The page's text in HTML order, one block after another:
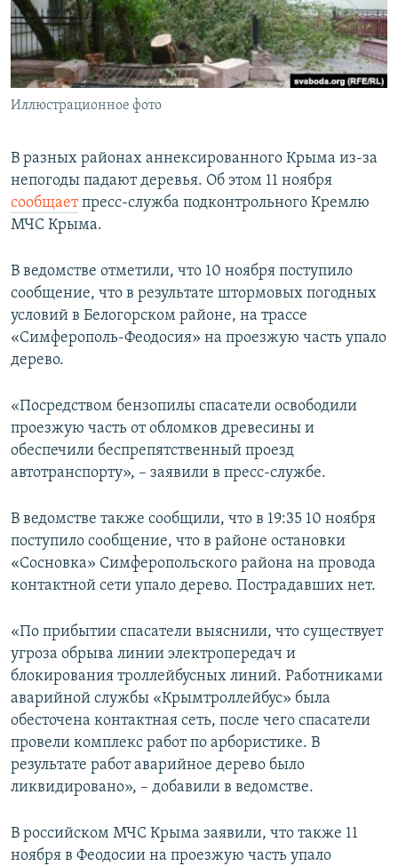
ПОБЕДИТЕЛЕЙ НЕ СУДЯТ?
КРЫМ.НЕПОКОРЕННЫЙ
ELIFBE
УКРАИНСКАЯ ПРОБЛЕМА КРЫМА
ПРИСОЕДИНЯЙТЕСЬ!
Иллюстрационное фото
В разных районах аннексированного Крыма из-за
непогоды падают деревья. Об этом 11 ноября
сообщаетпресс-служба подконтрольного Кремлю
МЧС Крыма.
В ведомстве отметили, что 10 ноября поступило
сообщение, что в результате штормовых погодных
условий в Белогорском районе, на трассе
«Симферополь-Феодосия» на проезжую часть упало
дерево.
«Посредством бензопилы спасатели освободили
проезжую часть от обломков древесины и
обеспечили беспрепятственный проезд
автотранспорту», – заявили в пресс-службе.
В ведомстве также сообщили, что в 19:35 10 ноября
поступило сообщение, что в районе остановки
«Сосновка» Симферопольского района на провода
контактной сети упало дерево. Пострадавших нет.
«По прибытии спасатели выяснили, что существует
угроза обрыва линии электропередач и
блокирования троллейбусных линий. Работниками
аварийной службы «Крымтроллейбус» была
обесточена контактная сеть, после чего спасатели
провели комплекс работ по арбористике. В
результате работ аварийное дерево было
ликвидировано», – добавили в ведомстве.
В российском МЧС Крыма заявили, что также 11
ноября в Феодосии на проезжую часть упало